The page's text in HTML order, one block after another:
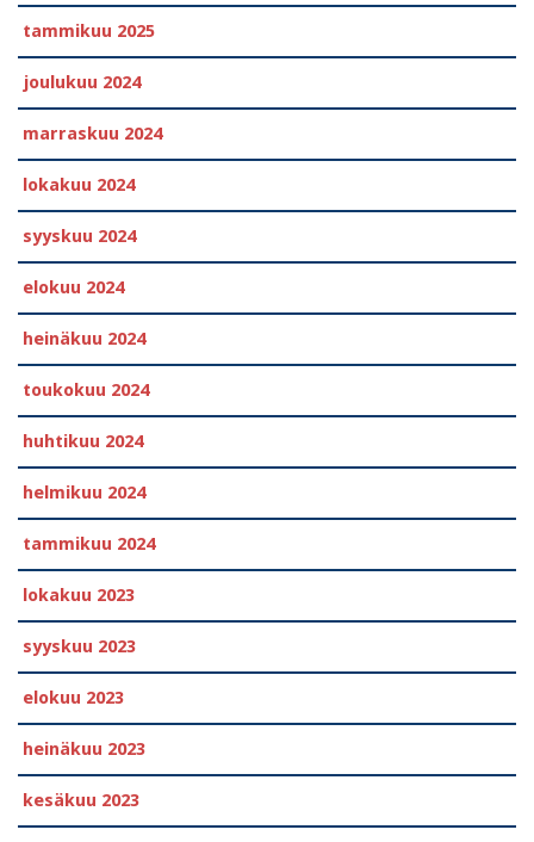
tammikuu 2025
joulukuu 2024
marraskuu 2024
lokakuu 2024
syyskuu 2024
elokuu 2024
heinäkuu 2024
toukokuu 2024
huhtikuu 2024
helmikuu 2024
tammikuu 2024
lokakuu 2023
syyskuu 2023
elokuu 2023
heinäkuu 2023
kesäkuu 2023